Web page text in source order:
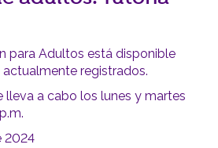
para Adultos está disponible
registrados.
lleva a cabo los lunes y martes
2024